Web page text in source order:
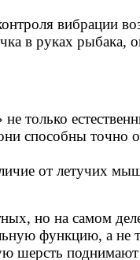
вибрации
в руках рыбака,
только
способны точно
от летучих
но на самом
функцию, а не
шерсть